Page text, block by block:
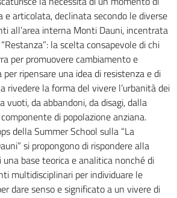
e articolata, declinata secondo le diverse
all’area interna Monti Dauni, incentrata
la scelta consapevole di chi
per promuovere cambiamento e
ripensare una idea di resistenza e di
rivedere la forma del vivere l’urbanità dei
vuoti, da abbandoni, da disagi, dalla
di popolazione anziana.
della Summer School sulla “La
si propongono di rispondere alla
una base teorica e analitica nonché di
multidisciplinari per individuare le
dare senso e significato a un vivere di